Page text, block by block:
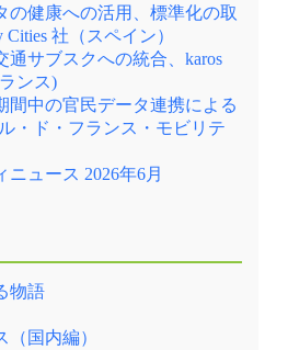
の健康への活用、標準化の取
Cities 社（スペイン）
通サブスクへの統合、karos
ンス)
間中の官民データ連携による
・ド・フランス・モビリテ
ニュース 2026年6月
物語
国内編）